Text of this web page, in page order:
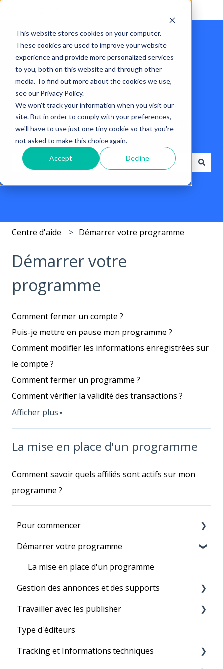
This website stores cookies on your computer.
These cookies are used to improve your website
experience and provide more personalized services
to you, both on this website and through other
media. To find out more about the cookies we use,
see our Privacy Policy.
We won't track your information when you visit our
site. But in order to comply with your preferences,
we'll have to use just one tiny cookie so that you're
not asked to make this choice again.
Accept Decline
Bonjour. Comment pouvons-nous
vous aider?
Centre d'aide Démarrer votre programme
Démarrer votre
programme
Comment fermer un compte ?
Puis-je mettre en pause mon programme ?
Comment modifier les informations enregistrées sur
le compte ?
Comment fermer un programme ?
Comment vérifier la validité des transactions ?
Afficher plus ▼
La mise en place d'un programme
Comment savoir quels affiliés sont actifs sur mon
programme ?
Pour commencer
Avant de commencer
Configuration de compte
Tracking Set-Up pour paramétrer le
Démarrer votre programme
La mise en place d'un programme
Gestion des annonces et des supports
Flux de produits
Liens textes
Éléments graphiques et bannières
Travailler avec les publisher
Réseau de Tradedoubler
Gestion des affiliés
Type d'éditeurs
Tracking et Informations techniques